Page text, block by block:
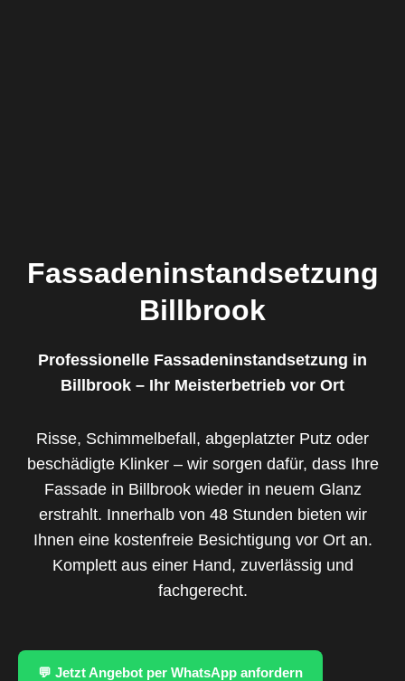
Fassadeninstandsetzung
Billbrook
Professionelle Fassadeninstandsetzung in
Billbrook – Ihr Meisterbetrieb vor Ort
Risse, Schimmelbefall, abgeplatzter Putz oder
beschädigte Klinker – wir sorgen dafür, dass Ihre
Fassade in Billbrook wieder in neuem Glanz
erstrahlt. Innerhalb von 48 Stunden bieten wir
Ihnen eine kostenfreie Besichtigung vor Ort an.
Komplett aus einer Hand, zuverlässig und
fachgerecht.
💬 Jetzt Angebot per WhatsApp anfordern